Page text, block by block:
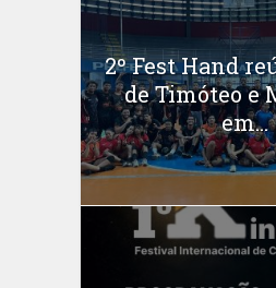
2º Fest Hand
de Timóteo e
em...